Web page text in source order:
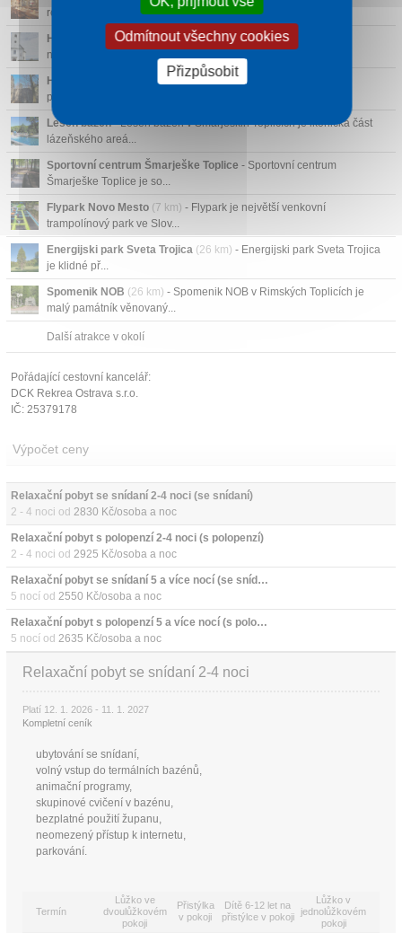
restaurací v širší ...
Hiša žive dediščine(3 km)- Hiša žive dediščine je jedno z
nejbližších kultu...
Hrad Stara Soteska (20 km)- Hrad Stara Soteska je zřícenina
původního středověkéh...
Lesen bazen- Lesen bazen v Šmarjeških Toplicích je ikonická část
lázeňského areá...
Sportovní centrum Šmarješke Toplice - Sportovní centrum
Šmarješke Toplice je so...
Flypark Novo Mesto (7 km) - Flypark je největší venkovní
trampolínový park ve Slov...
Energijski park Sveta Trojica (26 km) - Energijski park Sveta Trojica
je klidné př...
Spomenik NOB (26 km) - Spomenik NOB v Rimských Toplicích je
malý památník věnovaný...
Další atrakce v okolí
Pořádající cestovní kancelář:
DCK Rekrea Ostrava s.r.o.
IČ: 25379178
Výpočet ceny
Relaxační pobyt se snídaní 2-4 noci (se snídaní)
2 - 4 noci od 2830 Kč/osoba a noc
Relaxační pobyt s polopenzí 2-4 noci (s polopenzí)
2 - 4 noci od 2925 Kč/osoba a noc
Relaxační pobyt se snídaní 5 a více nocí (se snídaní)
5 nocí od 2550 Kč/osoba a noc
Relaxační pobyt s polopenzí 5 a více nocí (s polopenzí)
5 nocí od 2635 Kč/osoba a noc
Relaxační pobyt se snídaní 2-4 noci
Platí 12. 1. 2026 - 11. 1. 2027
Kompletní ceník
ubytování se snídaní,
volný vstup do termálních bazénů,
animační programy,
skupinové cvičení v bazénu,
bezplatné použití županu,
neomezený přístup k internetu,
parkování.
Termín
Lůžko ve
dvoulůžkovém
pokoji
Přistýlka
v pokoji
Dítě 6-12 let na
přistýlce v pokoji
Lůžko v
jednolůžkovém
pokoji
Odmítnout všechny cookies
Přizpůsobit